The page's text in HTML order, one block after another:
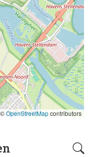
©OpenStreetMapcontributors